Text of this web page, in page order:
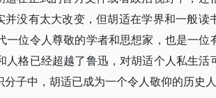
并没有太大改变，但胡适在学界和一般读
位令人尊敬的学者和思想家，也是一位
格已经超越了鲁迅，对胡适个人私生活
子中，胡适已成为一个令人敬仰的历史人